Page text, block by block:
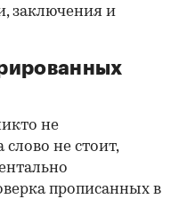
заключения и
не
слово не стоит,
прописанных в